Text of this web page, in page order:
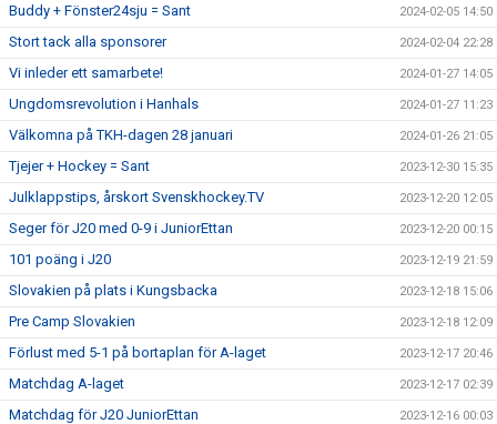
Buddy + Fönster24sju = Sant 2024-02-05 14:50
Stort tack alla sponsorer 2024-02-04 22:28
Vi inleder ett samarbete! 2024-01-27 14:05
Ungdomsrevolution i Hanhals 2024-01-27 11:23
Välkomna på TKH-dagen 28 januari 2024-01-26 21:05
Tjejer + Hockey = Sant 2023-12-30 15:35
Julklappstips, årskort Svenskhockey.TV 2023-12-20 12:05
Seger för J20 med 0-9 i JuniorEttan 2023-12-20 00:15
101 poäng i J20 2023-12-19 21:59
Slovakien på plats i Kungsbacka 2023-12-18 15:06
Pre Camp Slovakien 2023-12-18 12:09
Förlust med 5-1 på bortaplan för A-laget 2023-12-17 20:46
Matchdag A-laget 2023-12-17 02:39
Matchdag för J20 JuniorEttan 2023-12-16 00:03